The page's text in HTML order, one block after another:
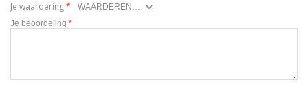
Je waardering*
Je beoordeling *